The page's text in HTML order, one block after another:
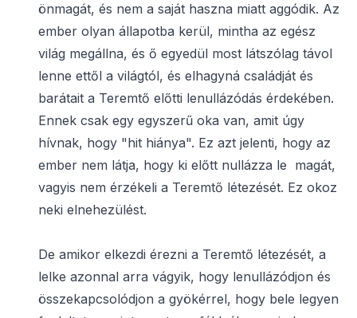
önmagát, és nem a saját haszna miatt aggódik. Az
ember olyan állapotba kerül, mintha az egész
világ megállna, és ő egyedül most látszólag távol
lenne ettől a világtól, és elhagyná családját és
barátait a Teremtő előtti lenullázódás érdekében.
Ennek csak egy egyszerű oka van, amit úgy
hívnak, hogy "hit hiánya". Ez azt jelenti, hogy az
ember nem látja, hogy ki előtt nullázza le magát,
vagyis nem érzékeli a Teremtő létezését. Ez okoz
neki elnehezülést.
De amikor elkezdi érezni a Teremtő létezését, a
lelke azonnal arra vágyik, hogy lenullázódjon és
összekapcsolódjon a gyökérrel, hogy bele legyen